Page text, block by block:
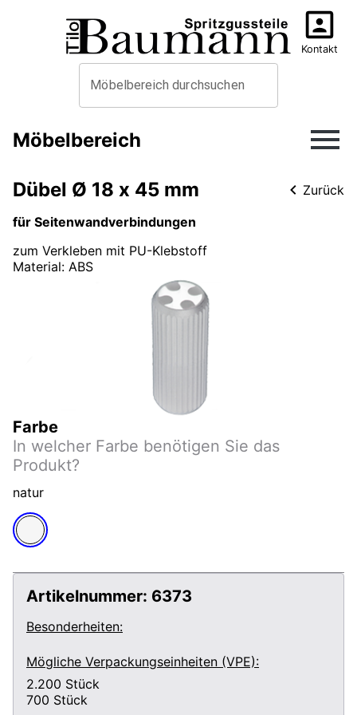
Möbelbereich durchsuchen
Kontakt
Möbelbereich
Dübel Ø 18 x 45 mm Zurück
für Seitenwandverbindungen
zum Verkleben mit PU-Klebstoff
Material: ABS
Farbe
In welcher Farbe benötigen Sie das
Produkt?
natur
Artikelnummer: 6373
Besonderheiten:
Mögliche Verpackungseinheiten (VPE):
2.200 Stück
700 Stück